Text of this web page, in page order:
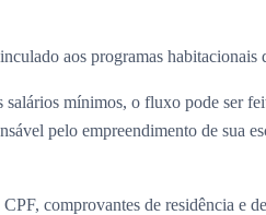
aos programas
mínimos, o fluxo pode ser
pelo empreendimento de sua
comprovantes de residência e